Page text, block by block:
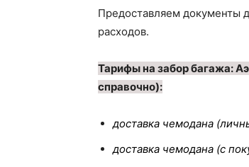
Предоставляем документы
расходов.
Тарифы на забор багажа:
справочно):
доставка чемодана
доставка чемодана (с